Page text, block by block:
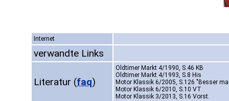
Internet
verwandte Links
Literatur (faq)
Oldtimer Markt 4/1990, S.46 KB
Oldtimer Markt 4/1993, S.8 His
Motor Klassik 6/2005, S.126 "Besser
Motor Klassik 6/2010, S.10 VT
Motor Klassik 3/2013, S.16 Vorst.